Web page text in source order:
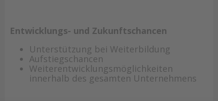
Entwicklungs- und Zukunftschancen
Unterstützung bei Weiterbildung
Aufstiegschancen
Weiterentwicklungsmöglichkeiten
innerhalb des gesamten Unternehmens